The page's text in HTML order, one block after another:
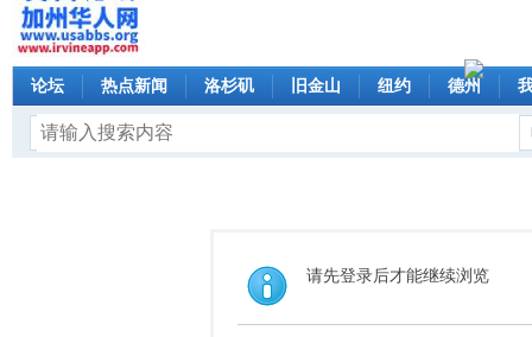
论坛 热点新闻 洛杉矶 旧金山 纽约 德州
请先登录后才能继续浏览